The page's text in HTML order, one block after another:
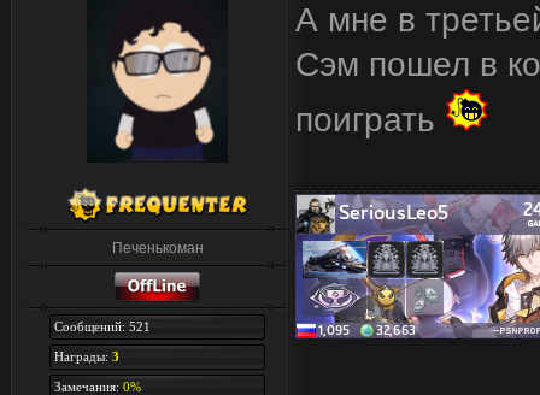
Печенькоман
Сообщений: 521
Награды: 3
Замечания: 0%
А мне в
Сэм пошел в
поиграть